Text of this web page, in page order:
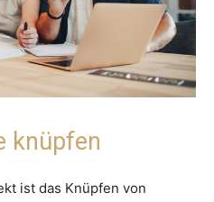
knüpfen
ist das Knüpfen von